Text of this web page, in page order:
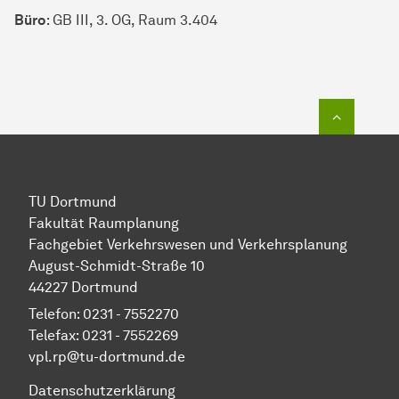
Büro: GB III, 3. OG, Raum 3.404
TU Dortmund
Fakultät Raumplanung
Fachgebiet Verkehrswesen und Verkehrsplanung
August-Schmidt-Straße 10
44227 Dortmund
Telefon: 0231 - 7552270
Telefax: 0231 - 7552269
vpl.rp@tu-dortmund.de
Datenschutzerklärung